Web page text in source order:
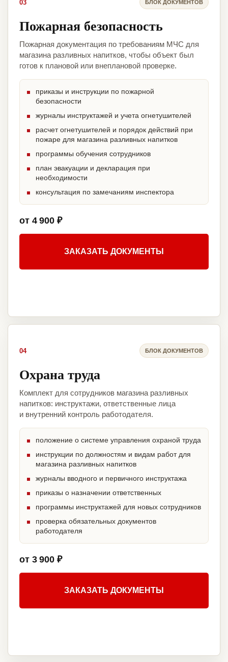
03 БЛОК ДОКУМЕНТОВ
Пожарная безопасность
Пожарная документация по требованиям МЧС для
магазина разливных напитков, чтобы объект был
готов к плановой или внеплановой проверке.
приказы и инструкции по пожарной
безопасности
журналы инструктажей и учета огнетушителей
расчет огнетушителей и порядок действий при
пожаре для магазина разливных напитков
программы обучения сотрудников
план эвакуации и декларация при
необходимости
консультация по замечаниям инспектора
от 4 900 ₽
ЗАКАЗАТЬ ДОКУМЕНТЫ
04 БЛОК ДОКУМЕНТОВ
Охрана труда
Комплект для сотрудников магазина разливных
напитков: инструктажи, ответственные лица
и внутренний контроль работодателя.
положение о системе управления охраной труда
инструкции по должностям и видам работ для
магазина разливных напитков
журналы вводного и первичного инструктажа
приказы о назначении ответственных
программы инструктажей для новых сотрудников
проверка обязательных документов
работодателя
от 3 900 ₽
ЗАКАЗАТЬ ДОКУМЕНТЫ